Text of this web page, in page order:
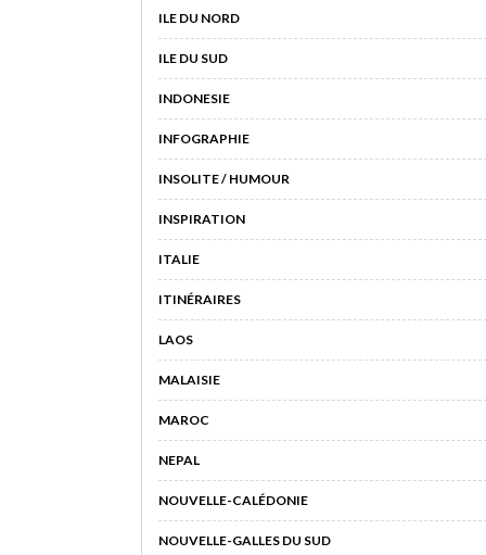
ILE DU NORD
ILE DU SUD
INDONESIE
INFOGRAPHIE
INSOLITE / HUMOUR
INSPIRATION
ITALIE
ITINÉRAIRES
LAOS
MALAISIE
MAROC
NEPAL
NOUVELLE-CALÉDONIE
NOUVELLE-GALLES DU SUD